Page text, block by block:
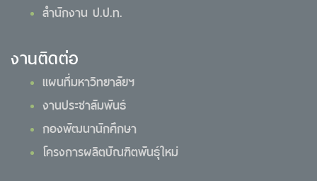
สำนักงาน ป.ป.ท.
งานติดต่อ
แผนที่มหาวิทยาลัยฯ
งานประชาสัมพันธ์
กองพัฒนานักศึกษา
โครงการผลิตบัณฑิตพันธุ์ใหม่